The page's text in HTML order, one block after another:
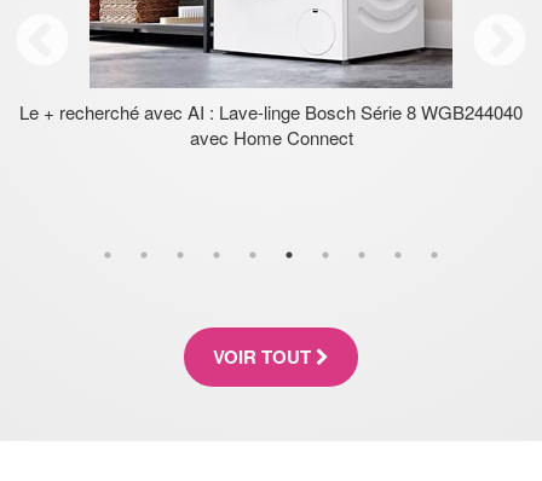
Le + recherché avec AI : Lave-linge Bosch Série 8 WGB244040
avec Home Connect
VOIR TOUT